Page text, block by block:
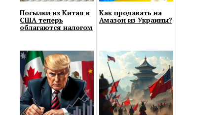
Посылки из Китая в
США теперь
облагаются налогом
Как продавать на
Амазон из Украины?